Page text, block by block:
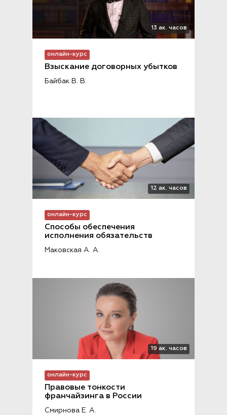
13 ак. часов
онлайн-курс
Взыскание договорных убытков
Байбак В. В.
12 ак. часов
онлайн-курс
Способы обеспечения
исполнения обязательств
Маковская А. А.
19 ак. часов
онлайн-курс
Правовые тонкости
франчайзинга в России
Смирнова Е. А.